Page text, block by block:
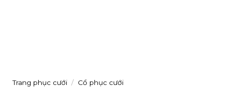
Trang phục cưới / Cổ phục cưới